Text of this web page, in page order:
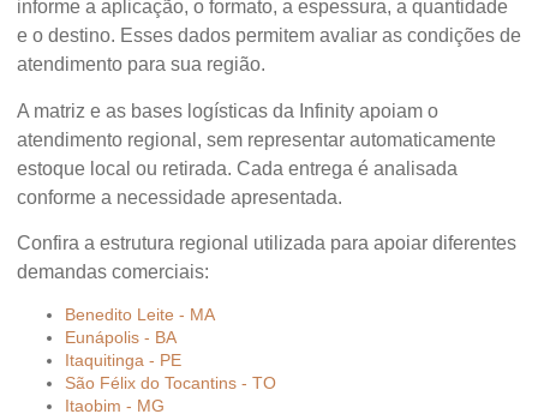
informe a aplicação, o formato, a espessura, a quantidade
e o destino. Esses dados permitem avaliar as condições de
atendimento para sua região.
A matriz e as bases logísticas da Infinity apoiam o
atendimento regional, sem representar automaticamente
estoque local ou retirada. Cada entrega é analisada
conforme a necessidade apresentada.
Confira a estrutura regional utilizada para apoiar diferentes
demandas comerciais:
Benedito Leite - MA
Eunápolis - BA
Itaquitinga - PE
São Félix do Tocantins - TO
Itaobim - MG